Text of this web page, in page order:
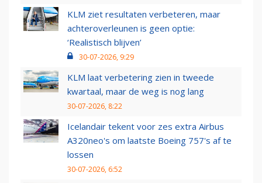
KLM ziet resultaten verbeteren, maar
achteroverleunen is geen optie:
‘Realistisch blijven’
30-07-2026, 9:29
KLM laat verbetering zien in tweede
kwartaal, maar de weg is nog lang
30-07-2026, 8:22
Icelandair tekent voor zes extra Airbus
A320neo's om laatste Boeing 757's af te
lossen
30-07-2026, 6:52